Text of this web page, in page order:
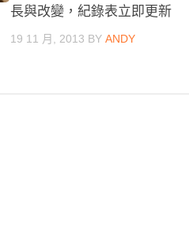
長與改變，紀錄表立即更新
19 11 月, 2013 BY ANDY